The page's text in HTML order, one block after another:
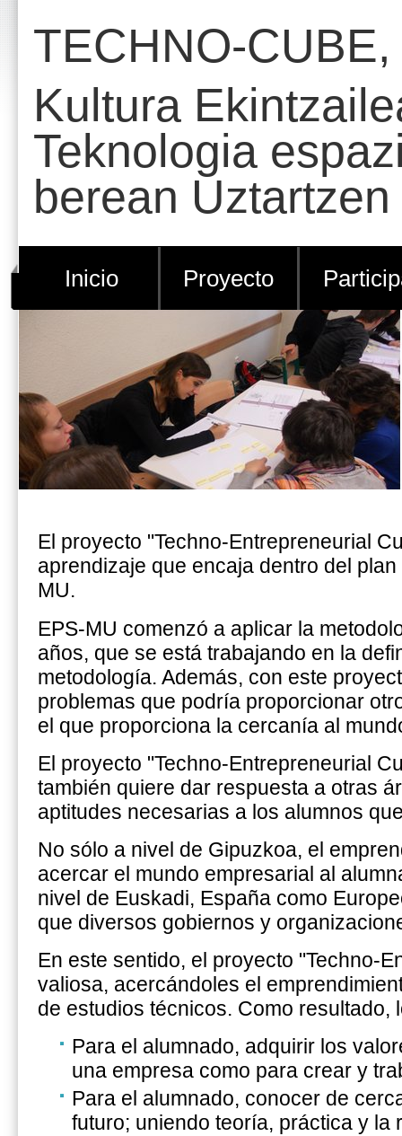
contenido.
Saltar
navegación
Personales
TECHNO-CUBE,
Kultura
Teknologia
berean Uztartzen
Inicio Proyecto
El proyecto "Techno-Entrepreneurial
aprendizaje que encaja dentro del
MU.
EPS-MU comenzó a aplicar la
años, que se está trabajando en la
metodología. Además, con este
problemas que podría proporcionar
el que proporciona la cercanía al
El proyecto "Techno-Entrepreneurial
también quiere dar respuesta a otras
aptitudes necesarias a los alumnos
No sólo a nivel de Gipuzkoa, el
acercar el mundo empresarial al
nivel de Euskadi, España como
que diversos gobiernos y
En este sentido, el proyecto "Techno-
valiosa, acercándoles el
de estudios técnicos. Como
Para el alumnado, adquirir los
una empresa como para crear y
Para el alumnado, conocer de
futuro; uniendo teoría, práctica y la